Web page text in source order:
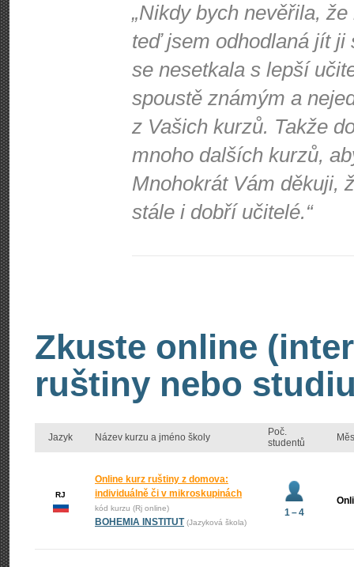
„Nikdy bych nevěřila,
teď jsem odhodlaná jít
se nesetkala s lepší
spoustě známým a
z Vašich kurzů. Takže
mnoho dalších kurzů,
Mnohokrát Vám děkuji,
stále i dobří učitelé.“
Zkuste online
ruštiny nebo
Jazyk Název kurzu a jméno školy
Poč.
studentů
RJ
Online kurz ruštiny z domova:
individuálně či v mikroskupinách
kód kurzu (Rj online)
BOHEMIA INSTITUT (Jazyková škola)
1 – 4